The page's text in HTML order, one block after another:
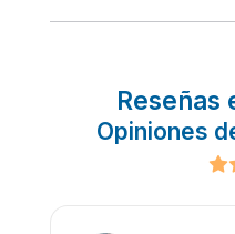
Reseñas
Opiniones